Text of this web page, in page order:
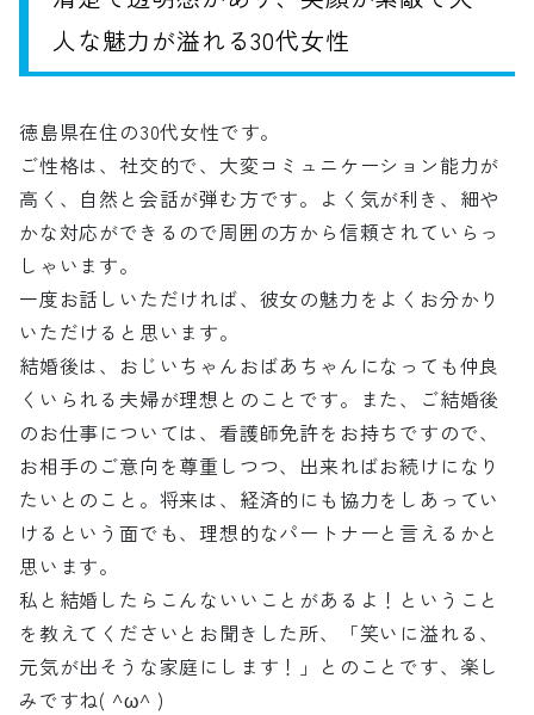
人な魅力が溢れる30代女性
徳島県在住の30代女性です。
ご性格は、社交的で、大変コミュニケーション能力が
高く、自然と会話が弾む方です。よく気が利き、細や
かな対応ができるので周囲の方から信頼されていらっ
しゃいます。
一度お話しいただければ、彼女の魅力をよくお分かり
いただけると思います。
結婚後は、おじいちゃんおばあちゃんになっても仲良
くいられる夫婦が理想とのことです。また、ご結婚後
のお仕事については、看護師免許をお持ちですので、
お相手のご意向を尊重しつつ、出来ればお続けになり
たいとのこと。将来は、経済的にも協力をしあってい
けるという面でも、理想的なパートナーと言えるかと
思います。
私と結婚したらこんないいことがあるよ！ということ
を教えてくださいとお聞きした所、「笑いに溢れる、
元気が出そうな家庭にします！」とのことです、楽し
みですね( ^ω^ )